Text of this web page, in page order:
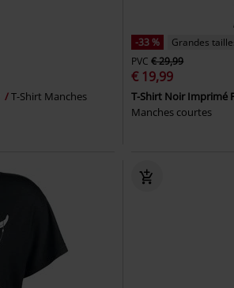
T-Shirt Manches
-33 %
Grandes
PVC € 29,99
€ 19,99
T-Shirt Noir Imprimé
Manches courtes